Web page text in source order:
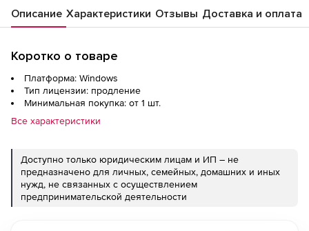
Описание Характеристики Отзывы Доставка и оплата
Коротко о товаре
Платформа: Windows
Тип лицензии: продление
Минимальная покупка: от 1 шт.
Все характеристики
Доступно только юридическим лицам и ИП – не
предназначено для личных, семейных, домашних и иных
нужд, не связанных с осуществлением
предпринимательской деятельности